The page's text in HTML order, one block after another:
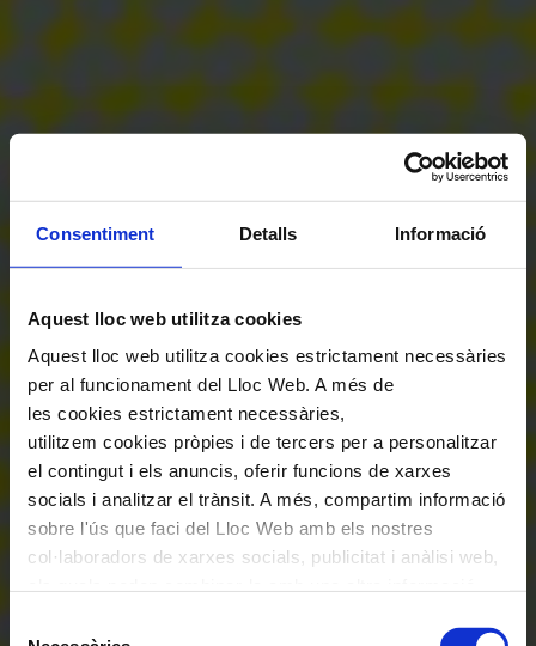
Consentiment Detalls Informació
Aquest lloc web utilitza cookies
Aquest lloc web utilitza cookies estrictament necessàries
per al funcionament del Lloc Web. A més de
les cookies estrictament necessàries,
utilitzem cookies pròpies i de tercers per a personalitzar
el contingut i els anuncis, oferir funcions de xarxes
socials i analitzar el trànsit. A més, compartim informació
sobre l'ús que faci del Lloc Web amb els nostres
col·laboradors de xarxes socials, publicitat i anàlisi web,